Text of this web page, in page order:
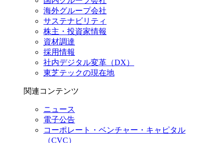
海外グループ会社
サステナビリティ
株主・投資家情報
資材調達
採用情報
社内デジタル変革（DX）
東芝テックの現在地
関連コンテンツ
ニュース
電子公告
コーポレート・ベンチャー・キャピタル
（CVC）